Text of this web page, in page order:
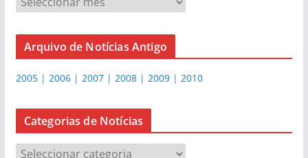
r
q
v
e
N
Arquivo de Notícias Antigo
2005 | 2006 | 2007 | 2008 | 2009 | 2010
Categorias de Notícias